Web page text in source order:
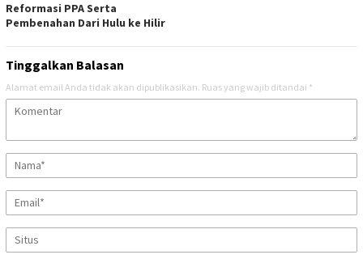
Reformasi PPA Serta
Pembenahan Dari Hulu ke Hilir
Tinggalkan Balasan
Alamat email Anda tidak akan dipublikasikan. Ruas yang wajib ditandai *